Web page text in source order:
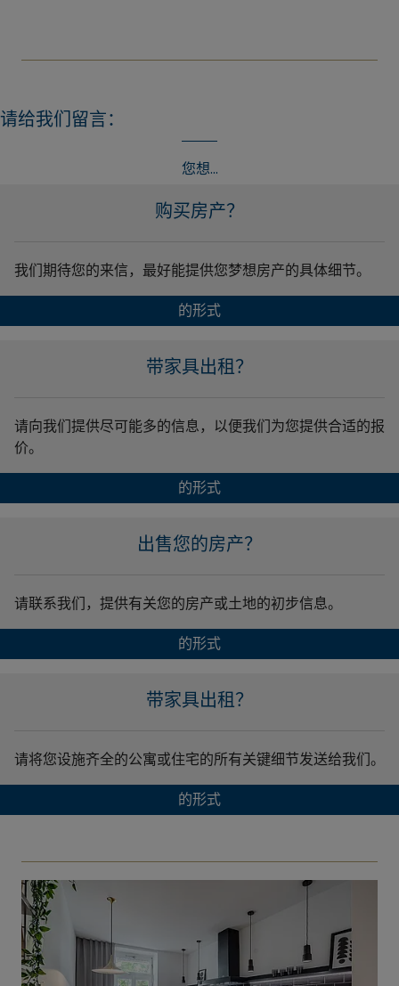
请给我们留言：
您想...
购买房产？
我们期待您的来信，最好能提供您梦想房产的具体细节。
的形式
带家具出租？
请向我们提供尽可能多的信息，以便我们为您提供合适的报
价。
的形式
出售您的房产？
请联系我们，提供有关您的房产或土地的初步信息。
的形式
带家具出租？
请将您设施齐全的公寓或住宅的所有关键细节发送给我们。
的形式